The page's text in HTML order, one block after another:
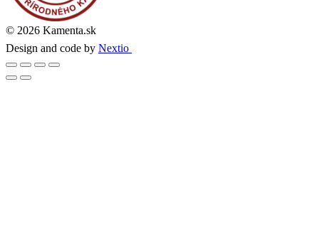
© 2026 Kamenta.sk
Design and code by Nextio